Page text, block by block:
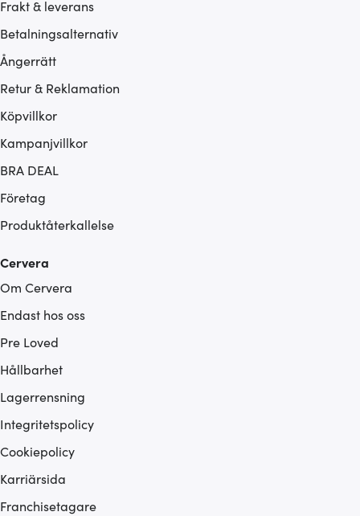
Frakt & leverans
Betalningsalternativ
Ångerrätt
Retur & Reklamation
Köpvillkor
Kampanjvillkor
BRA DEAL
Företag
Produktåterkallelse
Cervera
Om Cervera
Endast hos oss
Pre Loved
Hållbarhet
Lagerrensning
Integritetspolicy
Cookiepolicy
Karriärsida
Franchisetagare